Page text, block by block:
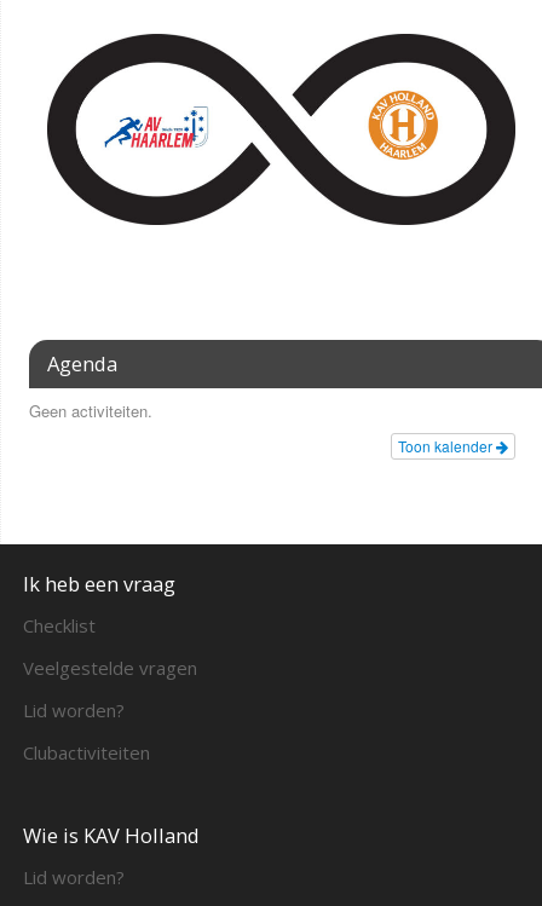
Agenda
Geen activiteiten.
Toon kalender
Ik heb een vraag
Checklist
Veelgestelde vragen
Lid worden?
Clubactiviteiten
Wie is KAV Holland
Lid worden?